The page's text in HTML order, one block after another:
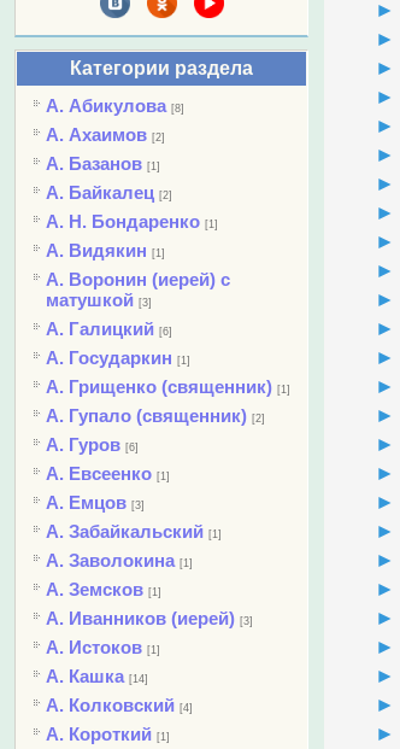
Категории раздела
А. Абикулова [8]
А. Ахаимов [2]
А. Базанов [1]
А. Байкалец [2]
А. Н. Бондаренко [1]
А. Видякин [1]
А. Воронин (иерей) с
матушкой [3]
А. Галицкий [6]
А. Государкин [1]
А. Грищенко (священник) [1]
А. Гупало (священник) [2]
А. Гуров [6]
А. Евсеенко [1]
А. Емцов [3]
А. Забайкальский [1]
А. Заволокина [1]
А. Земсков [1]
А. Иванников (иерей) [3]
А. Истоков [1]
А. Кашка [14]
А. Колковский [4]
А. Короткий [1]